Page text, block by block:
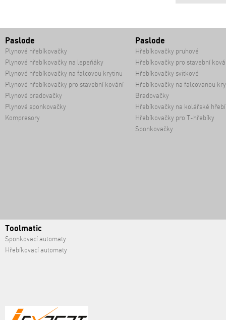
Paslode
Plynové hřebíkovačky
Plynové hřebíkovačky na lepeňáky
Plynové hřebíkovačky na falcovou krytinu
Plynové hřebíkovačky pro stavební kování
Plynové bradovačky
Plynové sponkovačky
Kompresory
Paslode
Hřebíkovačky pruhové
Hřebíkovačky pro stavební
Hřebíkovačky svitkové
Hřebíkovačky na falcovanou
Bradovačky
Hřebíkovačky na kolářské
Hřebíkovačky pro T-hřebíky
Sponkovačky
Toolmatic
Sponkovací automaty
Hřebíkovací automaty